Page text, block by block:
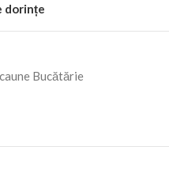
dorințe
Bucătărie